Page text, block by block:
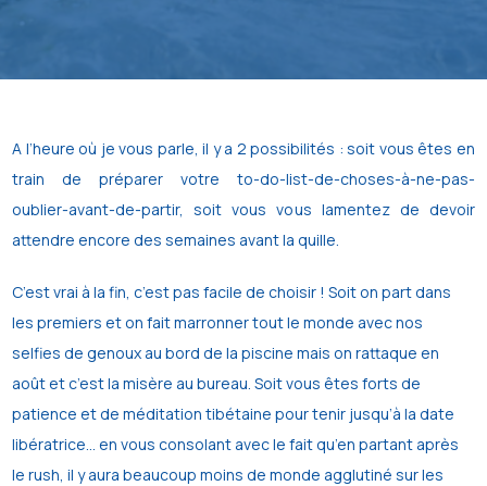
A l’heure où je vous parle, il y a 2 possibilités : soit vous êtes en
train de préparer votre to-do-list-de-choses-à-ne-pas-
oublier-avant-de-partir, soit vous vous lamentez de devoir
attendre encore des semaines avant la quille.
C’est vrai à la fin, c’est pas facile de choisir ! Soit on part dans
les premiers eton fait marronner tout le monde avec nos
selfies de genoux au bord de lapiscine mais on rattaque en
août et c’est la misère au bureau.Soit vous êtes forts de
patience et de méditation tibétaine pour tenir jusqu’àla date
libératrice… en vous consolant avec le fait qu’en partant après
le rush, ily aura beaucoup moins de monde agglutiné sur les